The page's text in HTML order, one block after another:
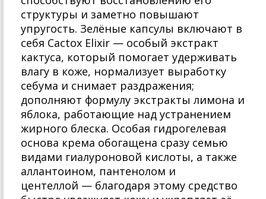
структуры и заметно повышают
упругость. Зелёные капсулы включают в
себя Cactox Elixir — особый экстракт
кактуса, который помогает удерживать
влагу в коже, нормализует выработку
себума и снимает раздражения;
дополняют формулу экстракты лимона и
яблока, работающие над устранением
жирного блеска. Особая гидрогелевая
основа крема обогащена сразу семью
видами гиалуроновой кислоты, а также
аллантоином, пантенолом и
центеллой — благодаря этому средство